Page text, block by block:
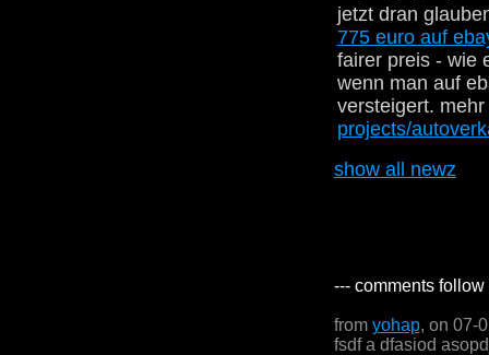
jetzt dran
775 euro auf
fairer preis - wie
wenn man auf
versteigert.
projects/
show all newz
--- comments
from yohap, on 07-
fsdf a dfasiod